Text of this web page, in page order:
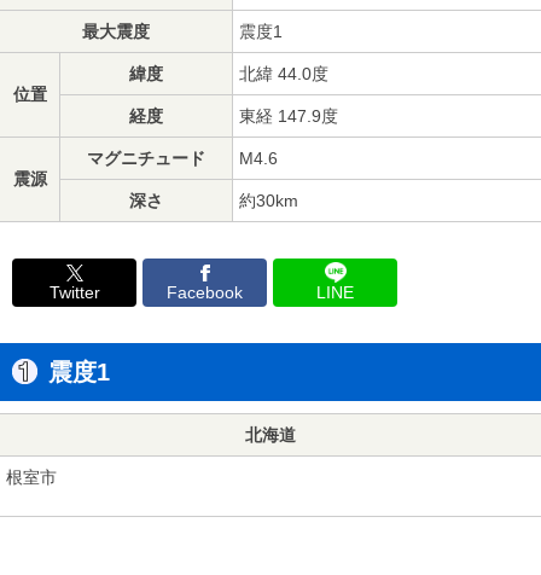
最大震度 震度1
位置
緯度 北緯 44.0度
経度 東経 147.9度
震源
マグニチュード M4.6
深さ 約30km
Twitter Facebook LINE
震度1
北海道
根室市